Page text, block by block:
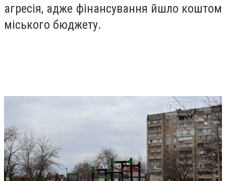
агресія, адже фінансування йшло коштом
міського бюджету.